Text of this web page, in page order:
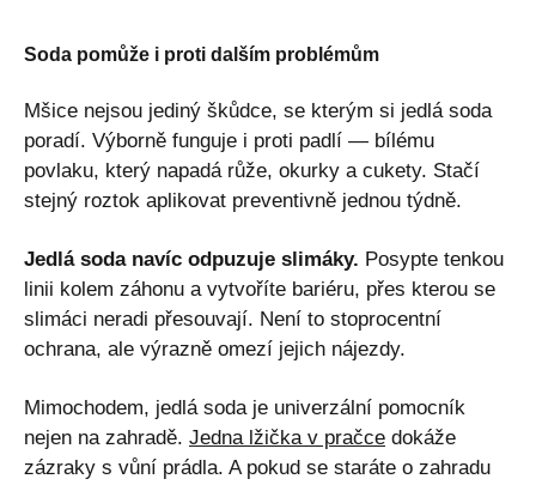
Soda pomůže i proti dalším problémům
Mšice nejsou jediný škůdce, se kterým si jedlá soda
poradí. Výborně funguje i proti padlí — bílému
povlaku, který napadá růže, okurky a cukety. Stačí
stejný roztok aplikovat preventivně jednou týdně.
Jedlá soda navíc odpuzuje slimáky. Posypte tenkou
linii kolem záhonu a vytvoříte bariéru, přes kterou se
slimáci neradi přesouvají. Není to stoprocentní
ochrana, ale výrazně omezí jejich nájezdy.
Mimochodem, jedlá soda je univerzální pomocník
nejen na zahradě. Jedna lžička v pračce dokáže
zázraky s vůní prádla. A pokud se staráte o zahradu